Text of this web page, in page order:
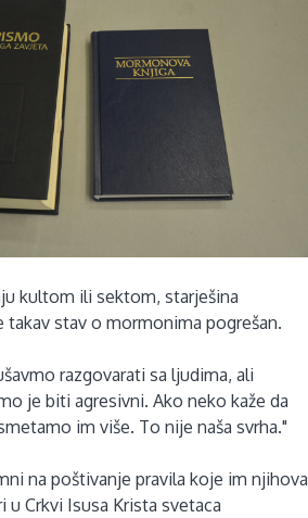
kultom ili sektom, starješina
takav stav o mormonima pogrešan.
razgovarati sa ljudima, ali
je biti agresivni. Ako neko kaže da
im više. To nije naša svrha."
na poštivanje pravila koje im njihova
u Crkvi Isusa Krista svetaca